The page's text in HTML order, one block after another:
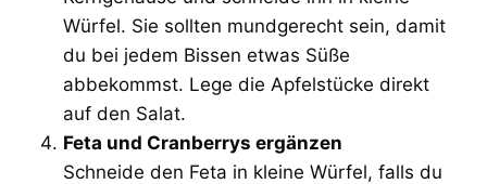
Würfel. Sie sollten mundgerecht sein, damit
du bei jedem Bissen etwas Süße
abbekommst. Lege die Apfelstücke direkt
auf den Salat.
Feta und Cranberrys ergänzen
Schneide den Feta in kleine Würfel, falls du